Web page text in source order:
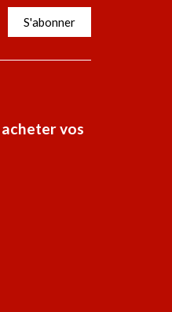
S'abonner
vos